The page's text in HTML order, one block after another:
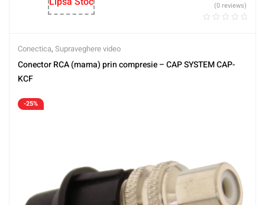
(0 reviews)
Conectica, Supraveghere video
Conector RCA (mama) prin compresie – CAP SYSTEM CAP-
KCF
-25%